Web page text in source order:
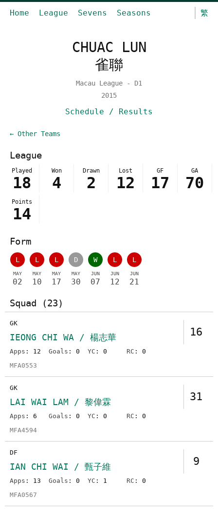
Home League Sevens Seasons 繁
CHUAC LUN
雀聯
Macau League - D1
2015
Schedule / Results
← Other Teams
League
Played
18
Won
4
Drawn
2
Lost
12
GF
17
GA
70
Points
14
Form
L
MAY
02
L
MAY
10
L
MAY
17
D
MAY
30
W
JUN
07
L
JUN
12
L
JUN
21
Squad (23)
16
GK
IEONG CHI WA / 楊志華
Apps : 12 Goals : 0 YC : 0 RC : 0
MFA0553
31
GK
LAI WAI LAM / 黎偉霖
Apps : 6 Goals : 0 YC : 0 RC : 0
MFA4594
9
DF
IAN CHI WAI / 甄子維
Apps : 13 Goals : 0 YC : 1 RC : 0
MFA0567